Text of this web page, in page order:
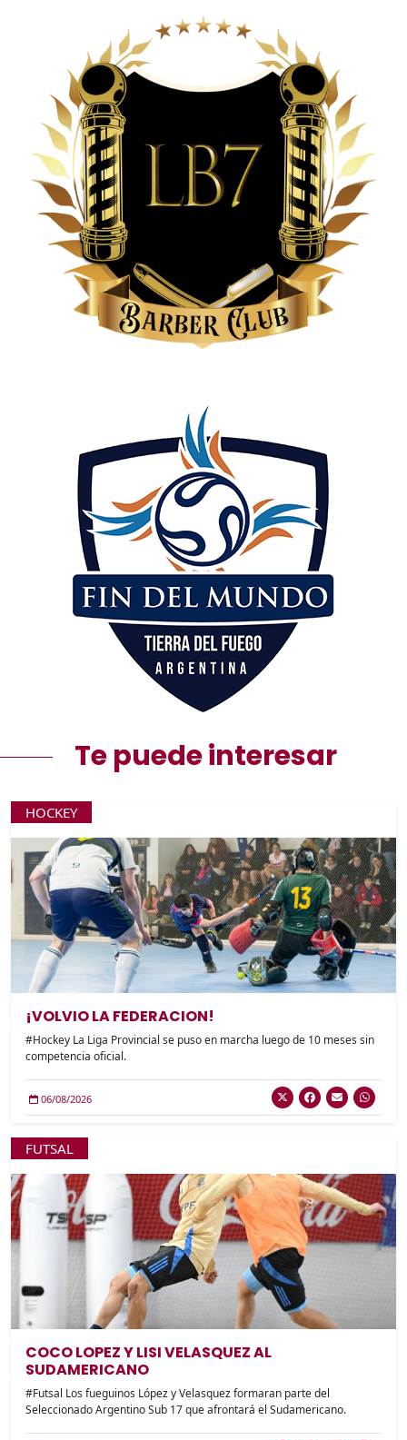
Te puede interesar
HOCKEY
¡VOLVIO LA FEDERACION!
#Hockey La Liga Provincial se puso en marcha luego de 10 meses sin
competencia oficial.
06/08/2026
FUTSAL
COCO LOPEZ Y LISI VELASQUEZ AL
SUDAMERICANO
#Futsal Los fueguinos López y Velasquez formaran parte del
Seleccionado Argentino Sub 17 que afrontará el Sudamericano.